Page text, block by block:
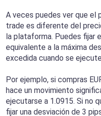
A veces puedes ver que el
trade es diferente del
la plataforma. Puedes fijar
equivalente a la máxima
excedida cuando se
Por ejemplo, si compras
hace un movimiento
ejecutarse a 1.0915. Si no
fijar una desviación de 3